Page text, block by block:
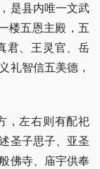
是县内唯一文武
楼五恩主殿，五
君、王灵官、岳
礼智信五美德，
，左右则有配祀
圣子思子、亚圣
佛寺、庙宇供奉